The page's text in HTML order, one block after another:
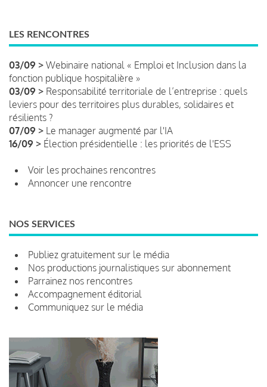
LES RENCONTRES
03/09 > Webinaire national « Emploi et Inclusion dans la
fonction publique hospitalière »
03/09 > Responsabilité territoriale de l’entreprise : quels
leviers pour des territoires plus durables, solidaires et
résilients ?
07/09 > Le manager augmenté par l'IA
16/09 > Élection présidentielle : les priorités de l'ESS
Voir les prochaines rencontres
Annoncer une rencontre
NOS SERVICES
Publiez gratuitement sur le média
Nos productions journalistiques sur abonnement
Parrainez nos rencontres
Accompagnement éditorial
Communiquez sur le média